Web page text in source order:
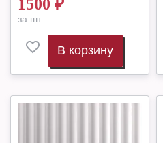
1500 ₽
за шт.
В корзину